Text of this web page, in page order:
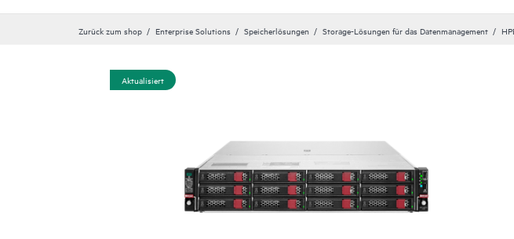
Zurück zum shop Enterprise Solutions Speicherlösungen Storage-Lösungen für das Datenmanagement
Aktualisiert